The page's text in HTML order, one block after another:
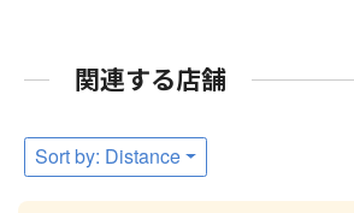
関連する店舗
Sort by: Distance